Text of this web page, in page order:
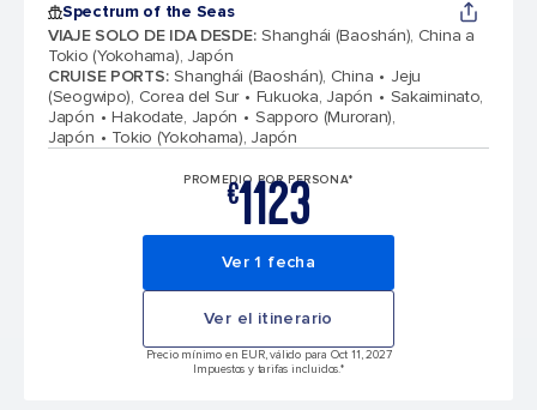
Spectrum of the Seas
VIAJE SOLO DE IDA DESDE: Shanghái (Baoshán), China a
Tokio (Yokohama), Japón
CRUISE PORTS: Shanghái (Baoshán), China
Jeju
(Seogwipo), Corea del Sur
Fukuoka, Japón
Sakaiminato,
Japón
Hakodate, Japón
Sapporo (Muroran),
Japón
Tokio (Yokohama), Japón
PROMEDIO POR PERSONA*
€1123
Ver 1 fecha
Ver el itinerario
Precio mínimo en EUR, válido para Oct 11, 2027
Impuestos y tarifas incluidos.*